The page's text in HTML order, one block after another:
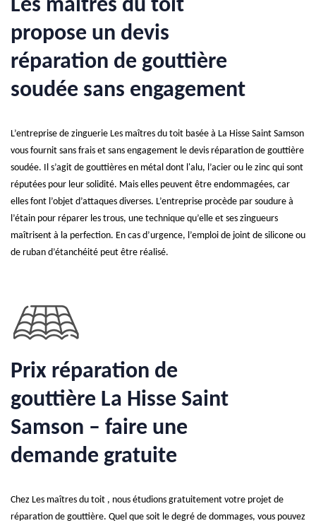
Les maîtres du toit
propose un devis
réparation de gouttière
soudée sans engagement
L’entreprise de zinguerie Les maîtres du toit basée à La Hisse Saint Samson
vous fournit sans frais et sans engagement le devis réparation de gouttière
soudée. Il s’agit de gouttières en métal dont l'alu, l’acier ou le zinc qui sont
réputées pour leur solidité. Mais elles peuvent être endommagées, car
elles font l’objet d’attaques diverses. L’entreprise procède par soudure à
l’étain pour réparer les trous, une technique qu’elle et ses zingueurs
maîtrisent à la perfection. En cas d’urgence, l’emploi de joint de silicone ou
de ruban d’étanchéité peut être réalisé.
Prix réparation de
gouttière La Hisse Saint
Samson – faire une
demande gratuite
Chez Les maîtres du toit , nous étudions gratuitement votre projet de
réparation de gouttière. Quel que soit le degré de dommages, vous pouvez